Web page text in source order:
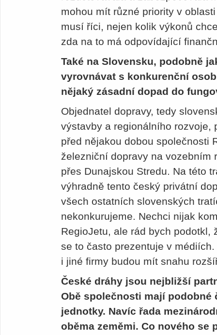
mohou mít různé priority v
musí říci, nejen kolik výkonů
zda na to má odpovídající
Také na Slovensku, podobně
vyrovnávat s konkurenční
nějaký zásadní dopad do
Objednatel dopravy, tedy
výstavby a regionálního rozvoje,
před nějakou dobou společnosti
železniční dopravy na vozebním
přes Dunajskou Stredu. Na této
výhradně tento český privátní
všech ostatních slovenských
nekonkurujeme. Nechci nijak
RegioJetu, ale rád bych podotkl,
se to často prezentuje v
i jiné firmy budou mít snahu
České dráhy jsou nejbližší
Obě společnosti mají
jednotky. Navíc řada
oběma zeměmi. Co nového se